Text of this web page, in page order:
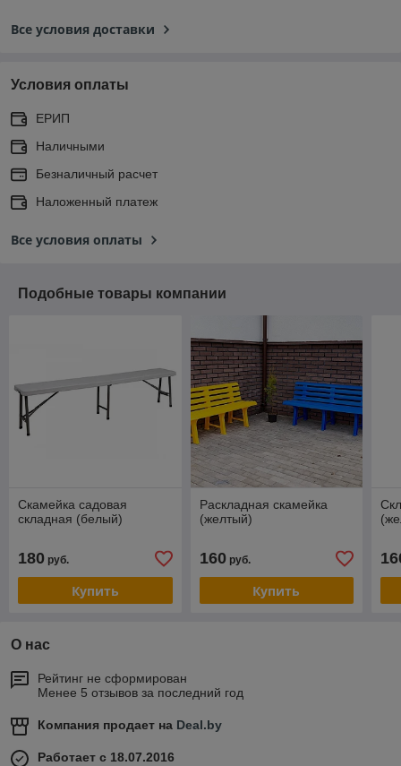
Все условия доставки
Условия оплаты
ЕРИП
Наличными
Безналичный расчет
Наложенный платеж
Все условия оплаты
Подобные товары компании
Скамейка садовая
складная (белый)
180 руб.
Купить
Раскладная скамейка
(желтый)
160руб.
Купить
О нас
Рейтинг не сформирован
Менее 5 отзывов за последний год
Компания продает на Deal.by
Работает с 18.07.2016